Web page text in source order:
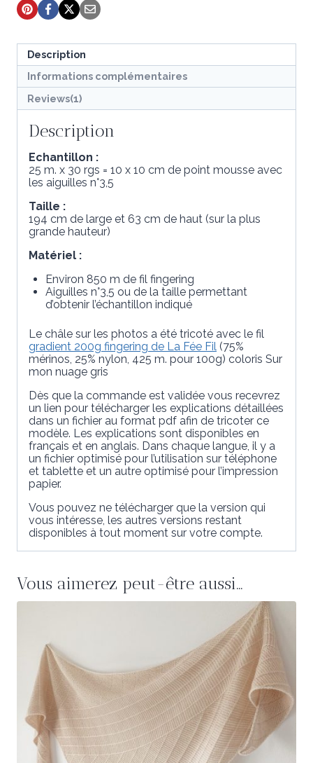
Description
Informations complémentaires
Reviews(1)
Description
Echantillon :
25 m. x 30 rgs = 10 x 10 cm de point mousse avec
les aiguilles n°3,5
Taille :
194 cm de large et 63 cm de haut (sur la plus
grande hauteur)
Matériel :
Environ 850 m de fil fingering
Aiguilles n°3,5 ou de la taille permettant
d’obtenir l’échantillon indiqué
Le châle sur les photos a été tricoté avec le fil
gradient 200g fingering de La Fée Fil (75%
mérinos, 25% nylon, 425 m. pour 100g) coloris Sur
mon nuage gris
Dès que la commande est validée vous recevrez
un lien pour télécharger les explications détaillées
dans un fichier au format pdf afin de tricoter ce
modèle. Les explications sont disponibles en
français et en anglais. Dans chaque langue, il y a
un fichier optimisé pour l’utilisation sur téléphone
et tablette et un autre optimisé pour l’impression
papier.
Vous pouvez ne télécharger que la version qui
vous intéresse, les autres versions restant
disponibles à tout moment sur votre compte.
Vous aimerez peut-être aussi…